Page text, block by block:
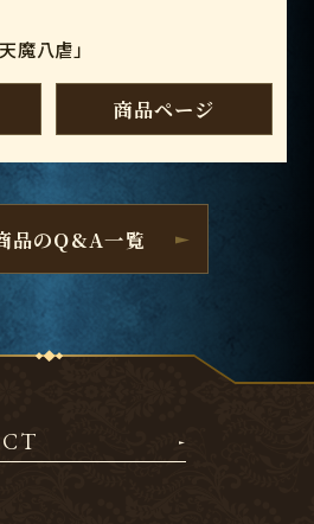
魔八虐」
商品ページ
品のQ&A一覧